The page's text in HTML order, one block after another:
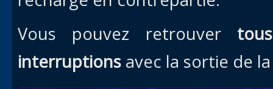
Vous pouvez retrouver
interruptions avec la sortie de